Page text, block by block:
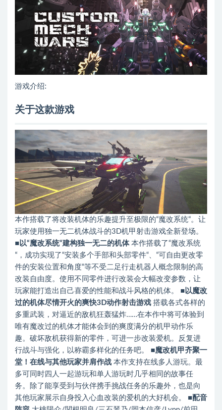
游戏介绍:
关于这款游戏
本作搭载了将改装机体的乐趣提升至极限的“魔改系统“。让
玩家使用独一无二机体战斗的3D机甲射击游戏全新登场。
■以“魔改系统“建构独一无二的机体 本作搭载了“魔改系统
“，成功实现了“安装多个手部和头部零件“、“可自由更改零
件的安装位置和角度“等不受二足行走机器人概念限制的高
改装自由度。使用不同零件进行改装会大幅改变参数，让
玩家能打造出自己喜爱的性能和战斗风格的机体。 ■以魔改
过的机体尽情开火的爽快3D动作射击游戏 搭载各式各样的
多重武装，对逼近的敌机狂轰猛炸……在本作中将可体验到
唯有魔改过的机体才能体会到的爽度满分的机甲动作乐
趣。破坏敌机获得新的零件，可进一步改装爱机。反复进
行战斗与强化，以称霸多样化的任务吧。 ■魔改机甲齐聚一
堂！在线与其他玩家并肩作战 本作支持在线多人游玩。最
多可同时四人一起游玩和单人游玩时几乎相同的故事任
务。除了能享受到与伙伴携手挑战任务的乐趣外，也是向
其他玩家展示自身投入心血改装的爱机的大好机会。 ■配音